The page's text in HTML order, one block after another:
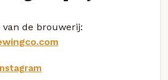
van de brouwerij: